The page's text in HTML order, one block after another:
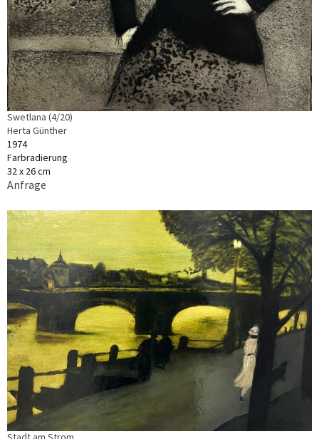
Swetlana (4/20)
Herta Günther
1974
Farbradierung
32 x 26 cm
Anfrage